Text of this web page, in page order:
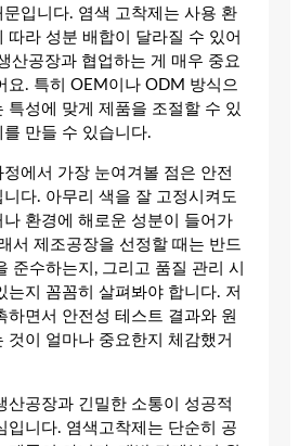
입니다. 염색 고착제는 사용 환
따라 성분 배합이 달라질 수 있어
산공장과 협업하는 게 매우 중요
요. 특히 OEM이나 ODM 방식으
특성에 맞게 제품을 조절할 수 있
만들 수 있습니다.
에서 가장 눈여겨볼 점은 안전
다. 아무리 색을 잘 고정시켜도
환경에 해로운 성분이 들어가
서 제조공장을 선정할 때는 반드
준수하는지, 그리고 품질 관리 시
는지 꼼꼼히 살펴봐야 합니다. 저
하면서 안전성 테스트 결과와 원
것이 얼마나 중요한지 체감했거
산공장과 긴밀한 소통이 성공적
입니다. 염색고착제는 단순히 공